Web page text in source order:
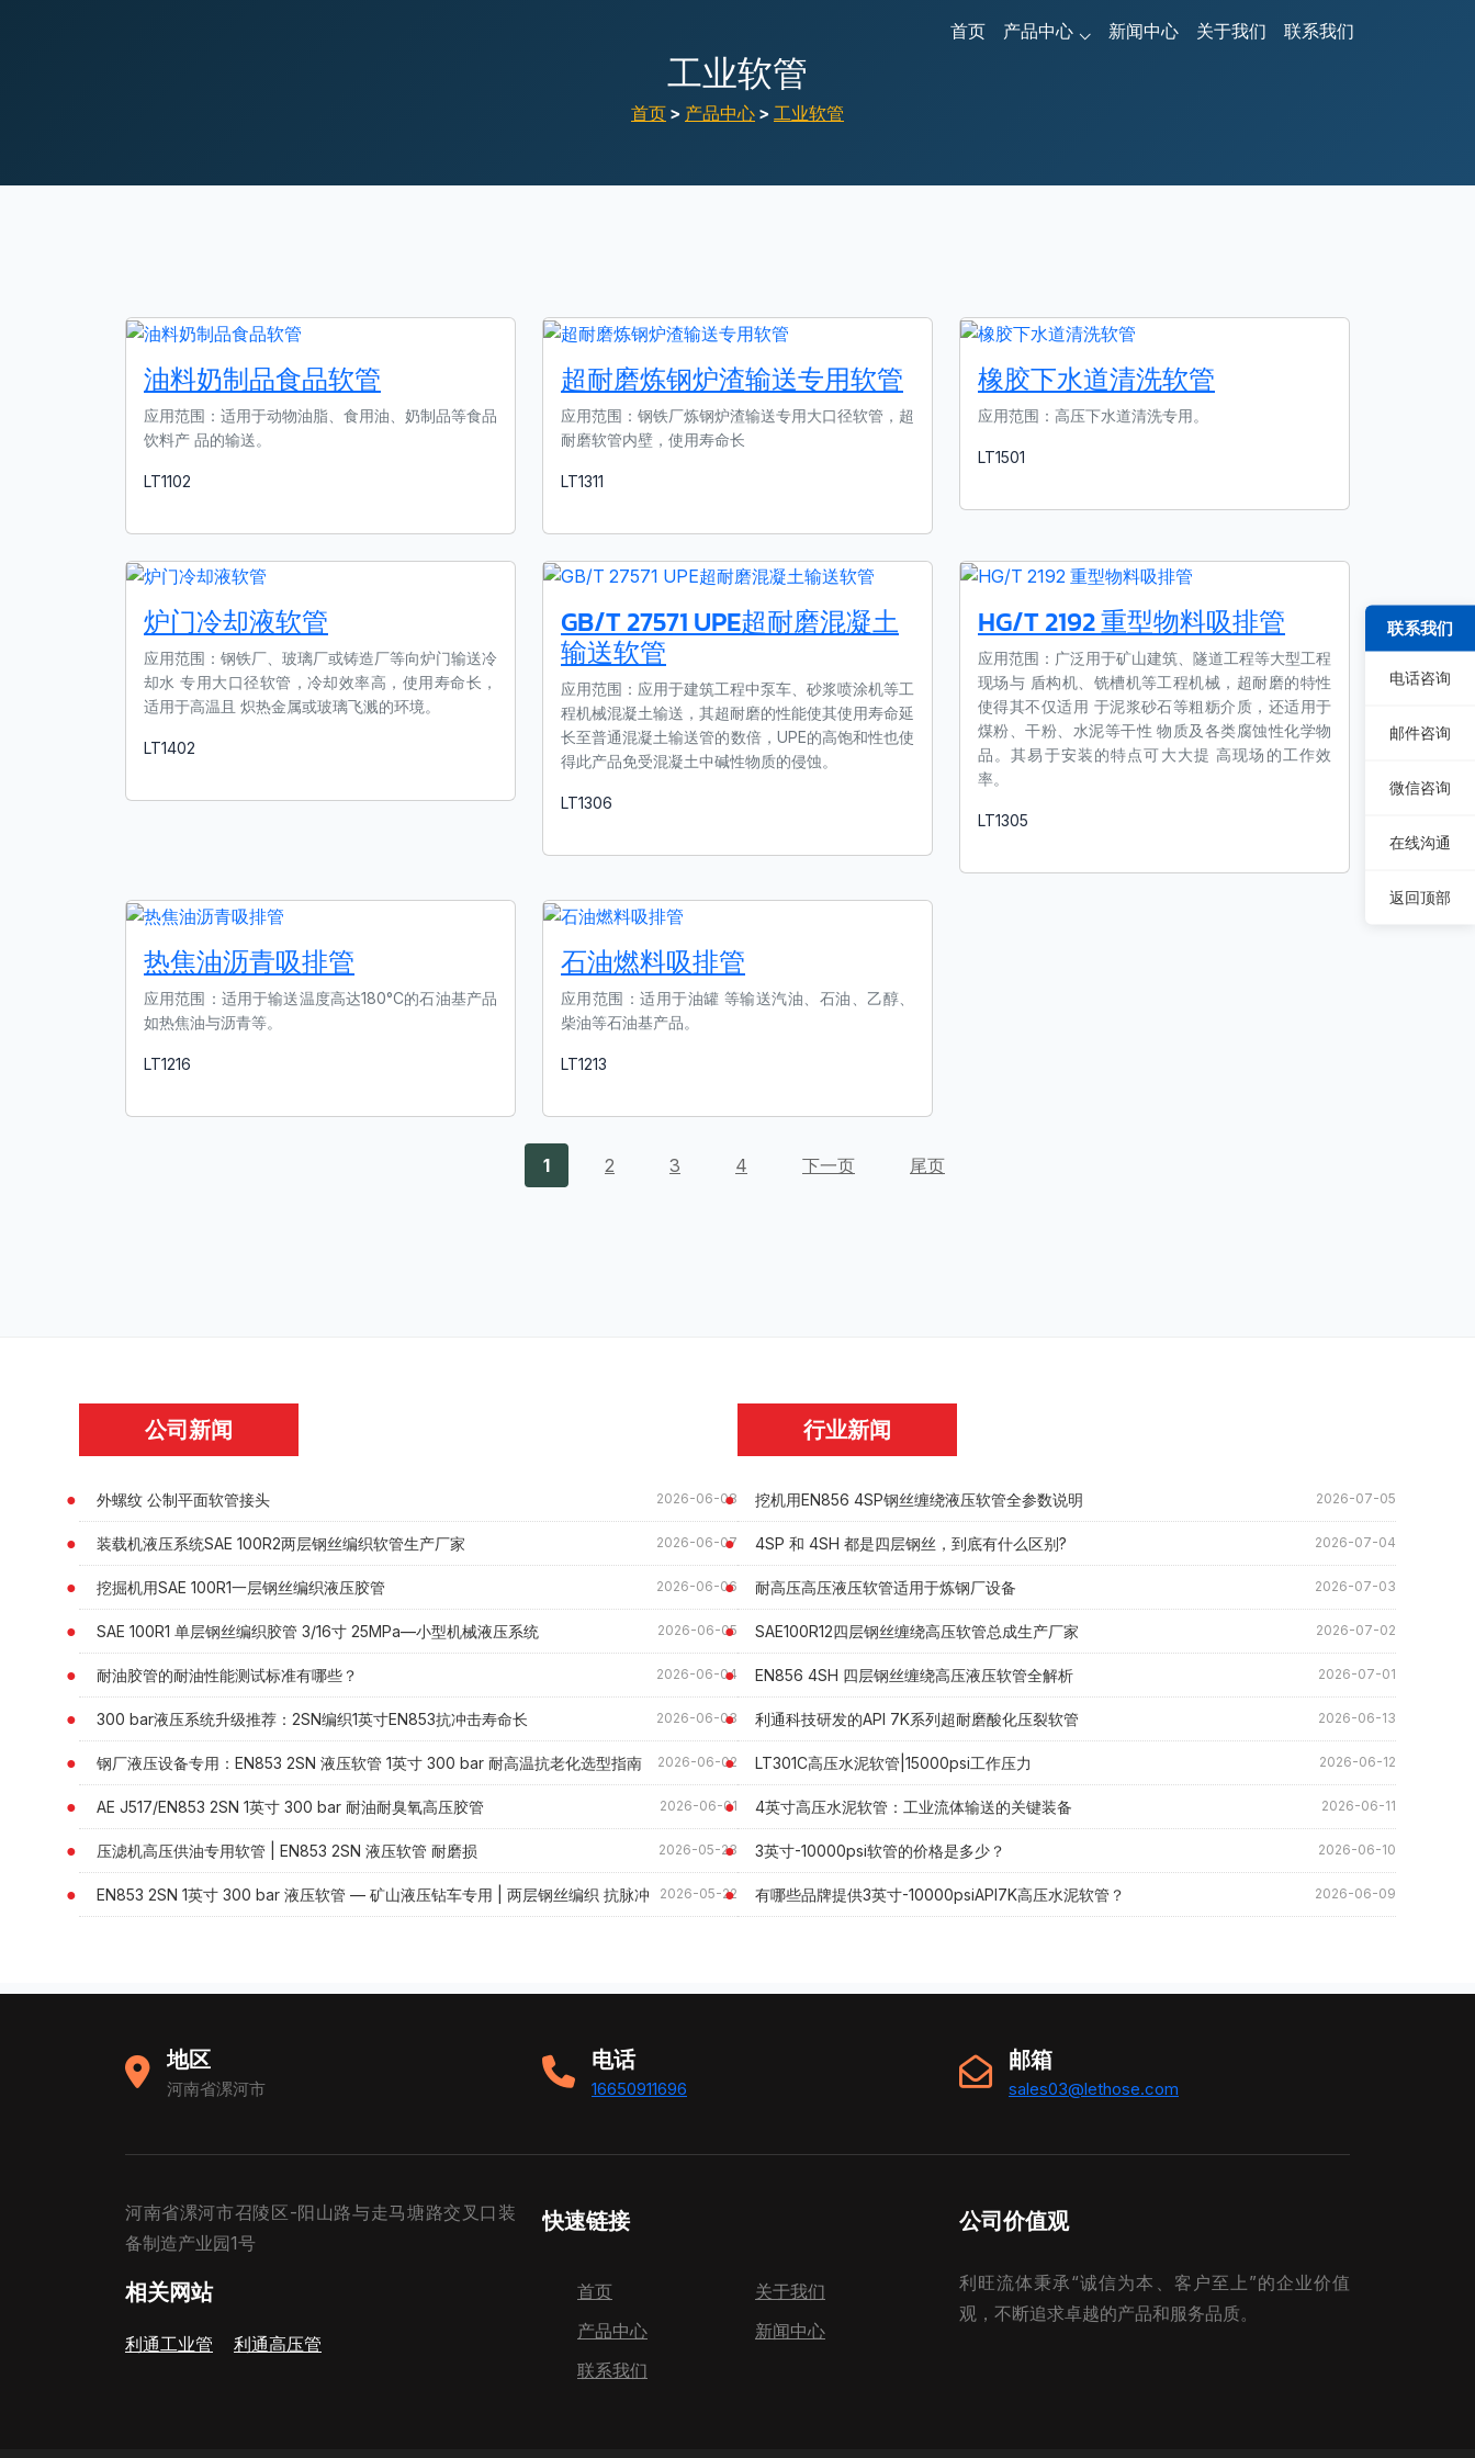
首页 产品中心 新闻中心 关于我们 联系我们
工业软管
首页> 产品中心> 工业软管
油料奶制品⻝品软管
应⽤范围：适⽤于动物油脂、⻝⽤油、奶制品等⻝品
饮料产 品的输送。
LT1102
超耐磨炼钢炉渣输送专用软管
应用范围：钢铁厂炼钢炉渣输送专用大口径软管，超
耐磨软管内壁，使用寿命长
LT1311
橡胶下⽔道清洗软管
应⽤范围：⾼压下⽔道清洗专⽤。
LT1501
炉⻔冷却液软管
应用范围：钢铁⼚、玻璃⼚或铸造⼚等向炉⻔输送冷
却⽔ 专⽤⼤⼝径软管，冷却效率⾼，使⽤寿命⻓，
适⽤于⾼温且 炽热⾦属或玻璃⻜溅的环境。
LT1402
GB/T 27571 UPE超耐磨混凝⼟
输送软管
应用范围：应⽤于建筑⼯程中泵⻋、砂浆喷涂机等⼯
程机械混凝⼟输送，其超耐磨的性能使其使⽤寿命延
⻓⾄普通混凝⼟输送管的数倍，UPE的⾼饱和性也使
得此产品免受混凝⼟中碱性物质的侵蚀。
LT1306
HG/T 2192 重型物料吸排管
应用范围：⼴泛⽤于矿⼭建筑、隧道⼯程等⼤型⼯程
现场与 盾构机、铣槽机等⼯程机械，超耐磨的特性
使得其不仅适⽤ 于泥浆砂⽯等粗粝介质，还适⽤于
煤粉、⼲粉、⽔泥等⼲性 物质及各类腐蚀性化学物
品。其易于安装的特点可⼤⼤提 ⾼现场的⼯作效
率。
LT1305
热焦油沥⻘吸排管
应用范围：适⽤于输送温度⾼达180°C的⽯油基产品
如热焦油与沥⻘等。
LT1216
石油燃料吸排管
应用范围：适用于油罐 等输送汽油、石油、乙醇、
柴油等石油基产品。
LT1213
1 2 3 4 下一页 尾页
公司新闻
外螺纹 公制平⾯软管接头 2026-06-08
装载机液压系统SAE 100R2两层钢丝编织软管生产厂家 2026-06-07
挖掘机用SAE 100R1一层钢丝编织液压胶管 2026-06-06
SAE 100R1 单层钢丝编织胶管 3/16寸 25MPa—小型机械液压系统 2026-06-05
耐油胶管的耐油性能测试标准有哪些？ 2026-06-04
300 bar液压系统升级推荐：2SN编织1英寸EN853抗冲击寿命长 2026-06-03
钢厂液压设备专用：EN853 2SN 液压软管 1英寸 300 bar 耐高温抗老化选型指南 2026-06-02
AE J517/EN853 2SN 1英寸 300 bar 耐油耐臭氧高压胶管 2026-06-01
压滤机高压供油专用软管 | EN853 2SN 液压软管 耐磨损 2026-05-23
EN853 2SN 1英寸 300 bar 液压软管 — 矿山液压钻车专用 | 两层钢丝编织 抗脉冲 2026-05-22
行业新闻
挖机用EN856 4SP钢丝缠绕液压软管全参数说明 2026-07-05
4SP 和 4SH 都是四层钢丝，到底有什么区别? 2026-07-04
耐高压高压液压软管适用于炼钢厂设备 2026-07-03
SAE100R12四层钢丝缠绕高压软管总成生产厂家 2026-07-02
EN856 4SH 四层钢丝缠绕高压液压软管全解析 2026-07-01
利通科技研发的API 7K系列超耐磨酸化压裂软管 2026-06-13
LT301C高压水泥软管|15000psi工作压力 2026-06-12
4英寸高压水泥软管：工业流体输送的关键装备 2026-06-11
3英寸-10000psi软管的价格是多少？ 2026-06-10
有哪些品牌提供3英寸-10000psiAPI7K高压水泥软管？ 2026-06-09
地区
河南省漯河市
电话
16650911696
邮箱
sales03@lethose.com
河南省漯河市召陵区-阳山路与走马塘路交叉口装
备制造产业园1号
相关网站
利通工业管 利通高压管
快速链接
首页
关于我们
产品中心
新闻中心
联系我们
公司价值观
利旺流体秉承“诚信为本、客户至上”的企业价值
观，不断追求卓越的产品和服务品质。
联系我们
电话咨询
邮件咨询
微信咨询
在线沟通
返回顶部